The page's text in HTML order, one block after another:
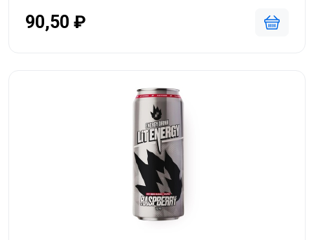
90,50 ₽